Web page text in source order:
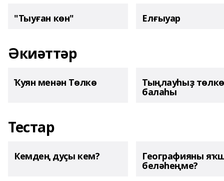
"Тыуған көн" Елғыуар
Әкиәттәр
Ҡуян менән Төлкө Тыңлауһыҙ төлкө
балаһы
Тестар
Кемдең дуҫы кем? Географияны
беләһеңме?